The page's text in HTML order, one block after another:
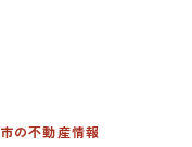
の不動産情報